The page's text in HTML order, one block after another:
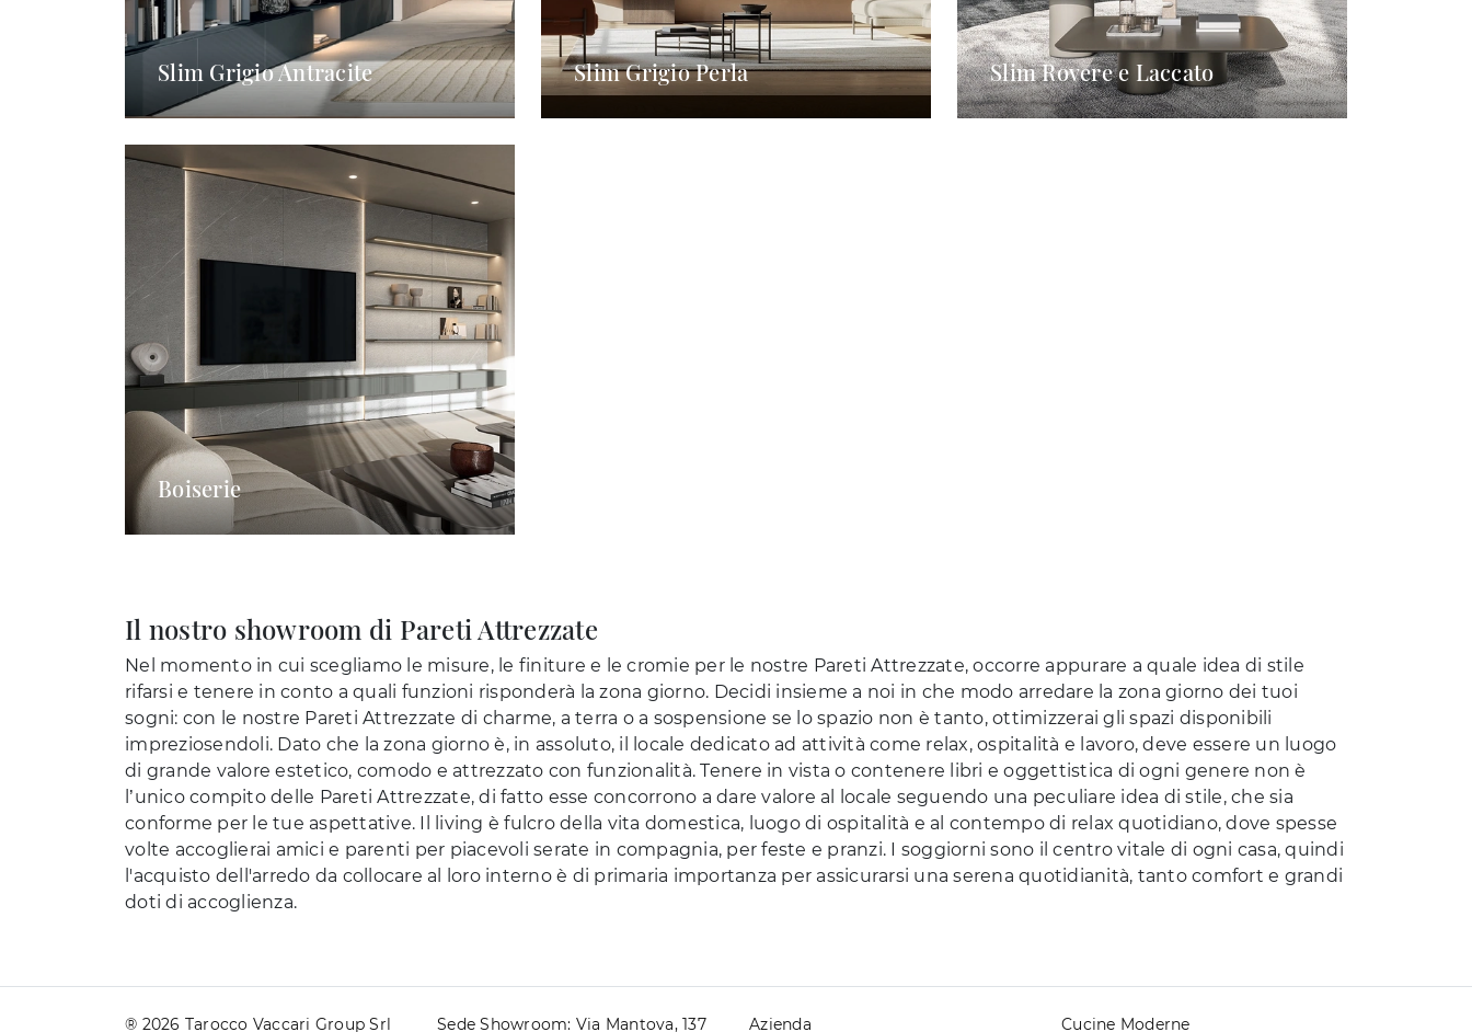
Slim Grigio Antracite Slim Grigio Perla Slim Rovere e Laccato
Boiserie
Il nostro showroom di Pareti Attrezzate
Nel momento in cui scegliamo le misure, le finiture e le cromie per le nostre Pareti Attrezzate, occorre appurare a quale idea di stile
rifarsi e tenere in conto a quali funzioni risponderà la zona giorno. Decidi insieme a noi in che modo arredare la zona giorno dei tuoi
sogni: con le nostre Pareti Attrezzate di charme, a terra o a sospensione se lo spazio non è tanto, ottimizzerai gli spazi disponibili
impreziosendoli. Dato che la zona giorno è, in assoluto, il locale dedicato ad attività come relax, ospitalità e lavoro, deve essere un luogo
di grande valore estetico, comodo e attrezzato con funzionalità. Tenere in vista o contenere libri e oggettistica di ogni genere non è
l’unico compito delle Pareti Attrezzate, di fatto esse concorrono a dare valore al locale seguendo una peculiare idea di stile, che sia
conforme per le tue aspettative. Il living è fulcro della vita domestica, luogo di ospitalità e al contempo di relax quotidiano, dove spesse
volte accoglierai amici e parenti per piacevoli serate in compagnia, per feste e pranzi. I soggiorni sono il centro vitale di ogni casa, quindi
l'acquisto dell'arredo da collocare al loro interno è di primaria importanza per assicurarsi una serena quotidianità, tanto comfort e grandi
doti di accoglienza.
® 2026 Tarocco Vaccari Group Srl Sede Showroom: Via Mantova, 137 Azienda Cucine Moderne